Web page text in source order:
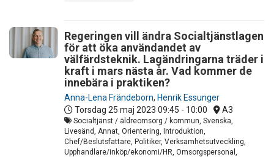
Regeringen vill ändra Socialtjänstlagen
för att öka användandet av
välfärdsteknik. Lagändringarna träder i
kraft i mars nästa år. Vad kommer de
innebära i praktiken?
Anna-Lena Frändeborn, Henrik Essunger
Torsdag 25 maj 2023 09:45 - 10:00 A3
Socialtjänst / äldreomsorg / kommun, Svenska,
Livesänd, Annat, Orientering, Introduktion,
Chef/Beslutsfattare, Politiker, Verksamhetsutveckling,
Upphandlare/inköp/ekonomi/HR, Omsorgspersonal,